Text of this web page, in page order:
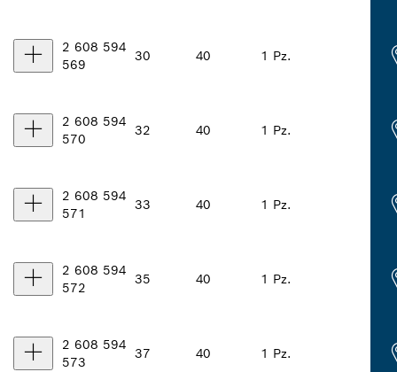
2 608 594
569
30 40 1 Pz.
2 608 594
570
32 40 1 Pz.
2 608 594
571
33 40 1 Pz.
2 608 594
572
35 40 1 Pz.
2 608 594
573
37 40 1 Pz.